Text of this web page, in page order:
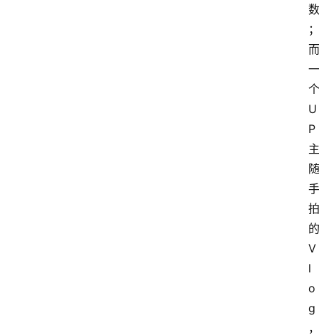
数
；
而
一
个
U
P
主
随
手
拍
的
V
l
o
g
，